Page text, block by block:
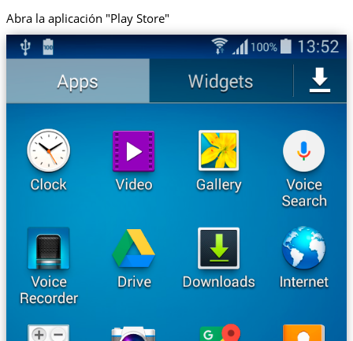
Abra la aplicación "Play Store"